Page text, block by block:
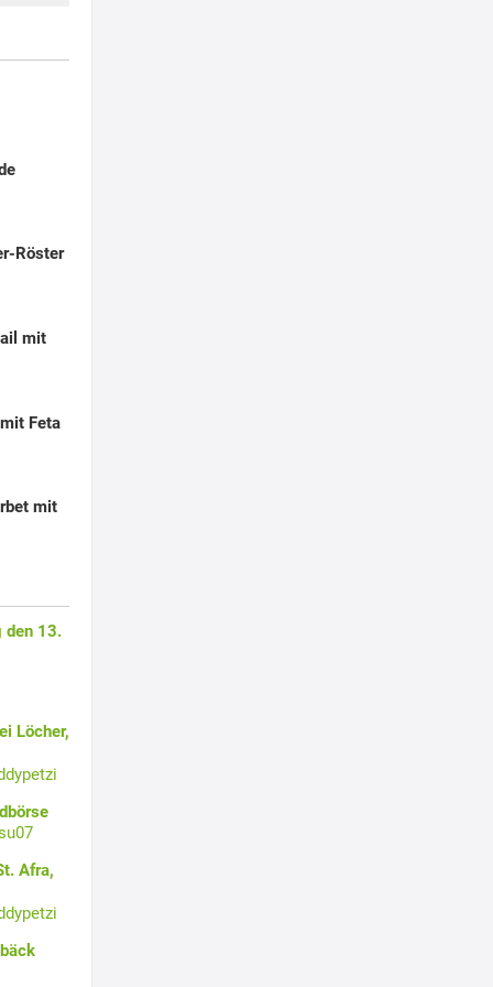
Röster
mit
Feta
mit
den 13.
Löcher,
Afra,